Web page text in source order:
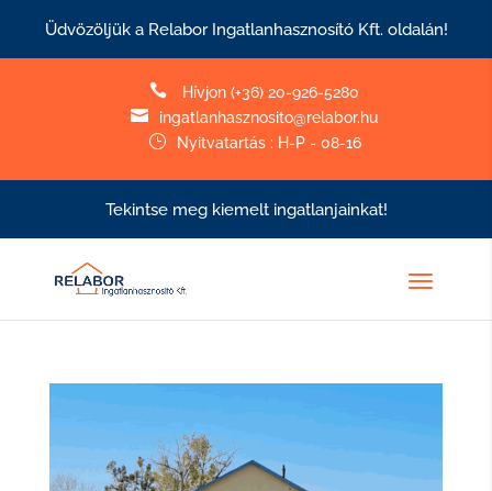
Üdvözöljük a Relabor Ingatlanhasznosító Kft. oldalán!

Hívjon (+36) 20-926-5280

ingatlanhasznosito@relabor.hu
}
Nyitvatartás : H-P - 08-16
Tekintse meg kiemelt ingatlanjainkat!